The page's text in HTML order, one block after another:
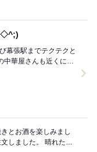
幕張駅までテクテクと